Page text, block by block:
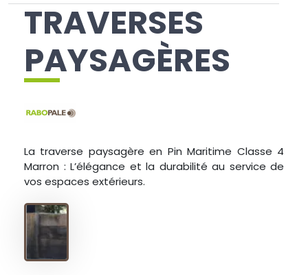
TRAVERSES
PAYSAGÈRES
La traverse paysagère en Pin Maritime Classe 4
Marron : L’élégance et la durabilité au service de
vos espaces extérieurs.